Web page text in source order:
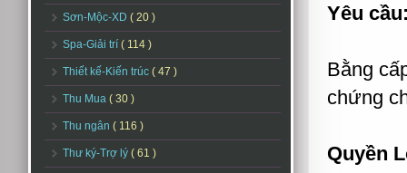
Sơn-Mộc-XD ( 20 )
Spa-Giải trí ( 114 )
Thiết kế-Kiến trúc ( 47 )
Thu Mua ( 30 )
Thu ngân ( 116 )
Thư ký-Trợ lý ( 61 )
Yêu
Bằng
chứng
Quyền